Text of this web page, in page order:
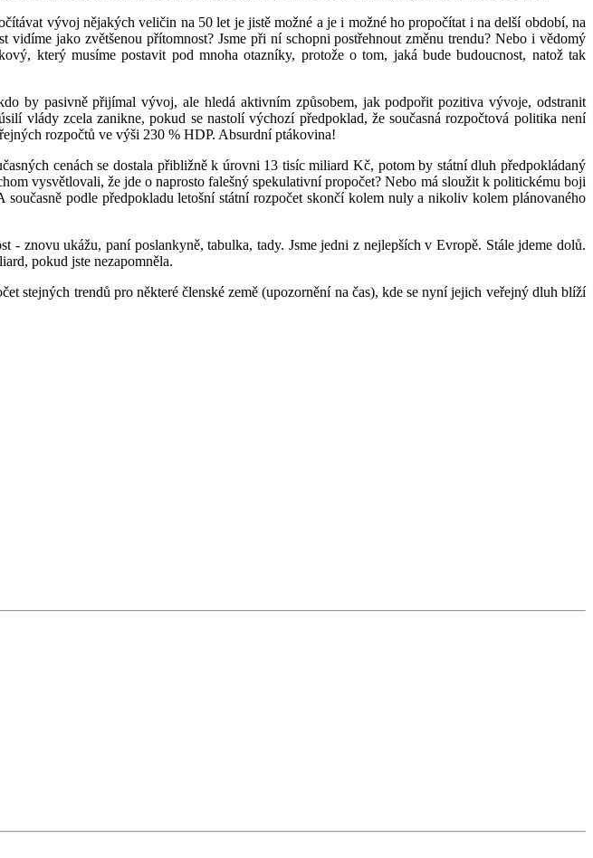
vývoj nějakých veličin na 50 let je jistě možné a je i možné ho propočítat i na delší období, na
jako zvětšenou přítomnost? Jsme při ní schopni postřehnout změnu trendu? Nebo i vědomý
který musíme postavit pod mnoha otazníky, protože o tom, jaká bude budoucnost, natož tak
by pasivně přijímal vývoj, ale hledá aktivním způsobem, jak podpořit pozitiva vývoje, odstranit
vlády zcela zanikne, pokud se nastolí výchozí předpoklad, že současná rozpočtová politika není
rozpočtů ve výši 230 % HDP. Absurdní ptákovina!
cenách se dostala přibližně k úrovni 13 tisíc miliard Kč, potom by státní dluh předpokládaný
vysvětlovali, že jde o naprosto falešný spekulativní propočet? Nebo má sloužit k politickému boji
podle předpokladu letošní státní rozpočet skončí kolem nuly a nikoliv kolem plánovaného
- znovu ukážu, paní poslankyně, tabulka, tady. Jsme jedni z nejlepších v Evropě. Stále jdeme dolů.
pokud jste nezapomněla.
stejných trendů pro některé členské země (upozornění na čas), kde se nyní jejich veřejný dluh blíží